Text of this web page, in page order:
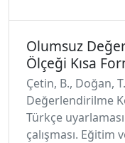
Olumsuz
Ölçeği Kısa
Çetin, B., Doğan,
Değerlendirilme
Türkçe
çalışması. Eğitim